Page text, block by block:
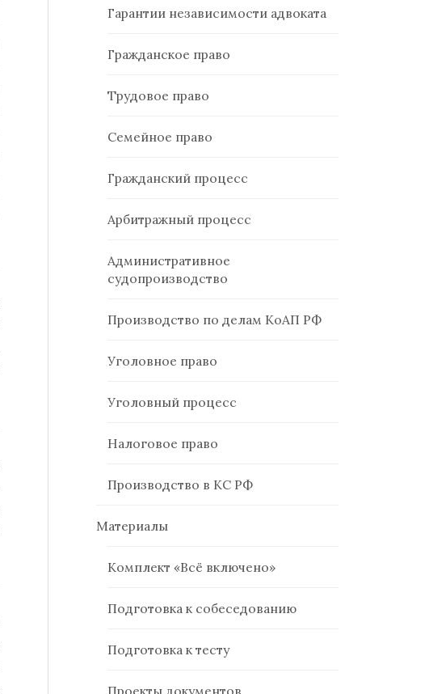
Гарантии независимости адвоката
Гражданское право
Трудовое право
Семейное право
Гражданский процесс
Арбитражный процесс
Административное
судопроизводство
Производство по делам КоАП РФ
Уголовное право
Уголовный процесс
Налоговое право
Производство в КС РФ
Материалы
Комплект «Всё включено»
Подготовка к собеседованию
Подготовка к тесту